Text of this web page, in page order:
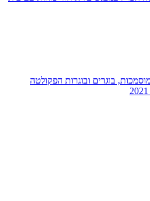
בוגרים ובוגרות הפקולטה